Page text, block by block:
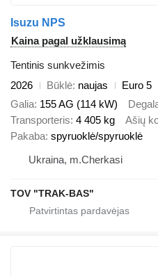
Isuzu NPS
Kaina pagal užklausimą
Tentinis sunkvežimis
2026
Būklė naujas
Euro 5
Galia 155 AG (114 kW)
Transporteris 4 405 kg Ašių
Pakaba spyruoklė/spyruoklė
Ukraina, m.Cherkasi
TOV "TRAK-BAS"